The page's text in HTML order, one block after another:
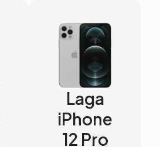
Laga
iPhone
12 Pro